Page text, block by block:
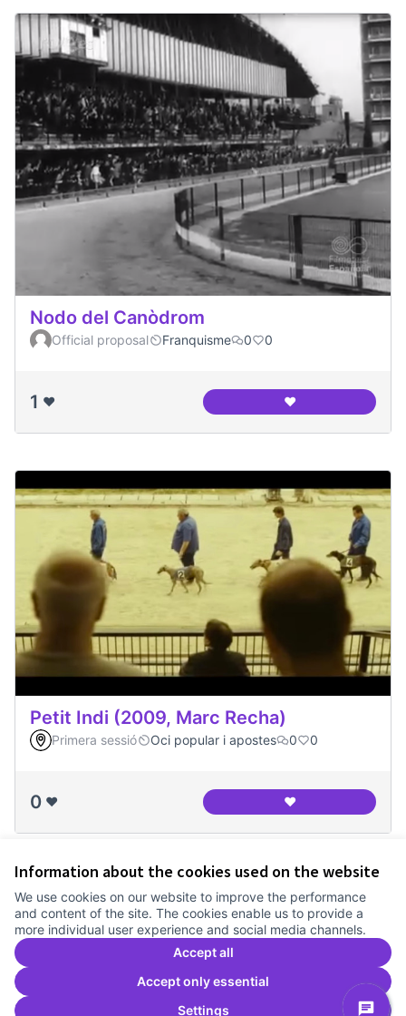
Information about the cookies used on the website
We use cookies on our website to improve the performance
and content of the site. The cookies enable us to provide a
more individual user experience and social media channels.
Accept all
Accept only essential
Settings
Nodo del Canòdrom
Official proposal Franquisme 0 0
1 ❤️ ❤️Nodo del
Petit Indi (2009, Marc Recha)
Primera sessió Oci popular i apostes 0 0
0 ❤️ ❤️Petit Indi (2009,
Cookie settings
Comunitat Canòdrom at Facebook
(External link)
Comunitat Canòdrom at Instagram
(External link)
Comunitat Canòdrom at YouTube
(External link)
English
Triar la llenguaElegir el idiomaChoose language